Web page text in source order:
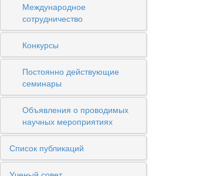
Международное
сотрудничество
Конкурсы
Постоянно действующие
семинары
Объявления о проводимых
научных мероприятиях
Список публикаций